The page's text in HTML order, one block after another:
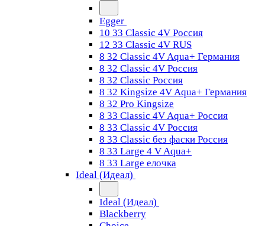
Egger
10 33 Classic 4V Россия
12 33 Classic 4V RUS
8 32 Classic 4V Aqua+ Германия
8 32 Classic 4V Россия
8 32 Classic Россия
8 32 Kingsize 4V Aqua+ Германия
8 32 Pro Kingsize
8 33 Classic 4V Aqua+ Россия
8 33 Classic 4V Россия
8 33 Classic без фаски Россия
8 33 Large 4 V Aqua+
8 33 Large елочка
Ideal (Идеал)
Ideal (Идеал)
Blackberry